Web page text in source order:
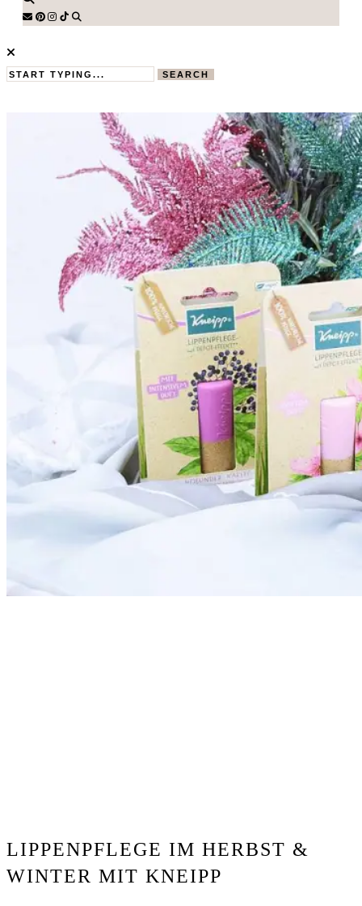
SEARCH
LIPPENPFLEGE IM HERBST &
WINTER MIT KNEIPP